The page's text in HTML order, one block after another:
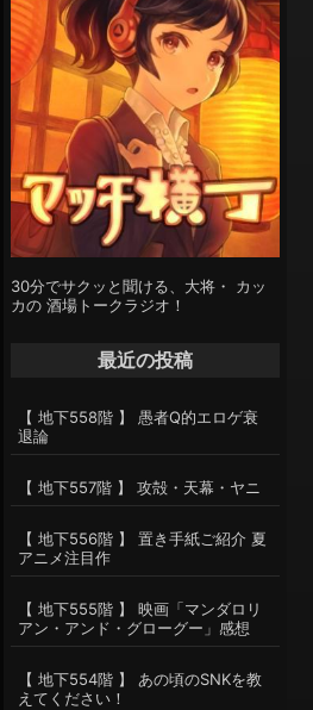
30分でサクッと聞ける、大将・ カッ
カの 酒場トークラジオ！
最近の投稿
【 地下558階 】 愚者Q的エロゲ衰
退論
【 地下557階 】 攻殻・天幕・ヤニ
【 地下556階 】 置き手紙ご紹介 夏
アニメ注目作
【 地下555階 】 映画「マンダロリ
アン・アンド・グローグー」感想
【 地下554階 】 あの頃のSNKを教
えてください！